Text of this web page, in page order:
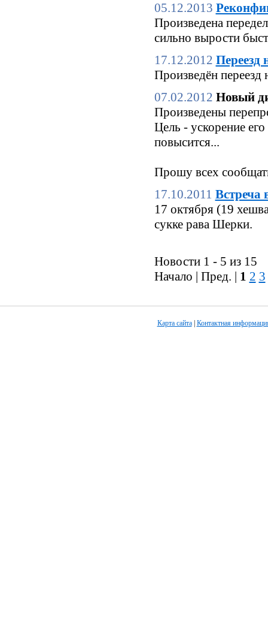
05.12.2013
Произведена
сильно вырости
17.12.2012 Переезд
Произведён переезд
07.02.2012 Новый
Произведены
Цель - ускорение
повысится...
Прошу всех
17.10.2011 Встреча
17 октября (19
сукке рава Шерки.
Новости 1 - 5 из 15
Начало | Пред. | 1 2 3
Карта сайта| Контактная